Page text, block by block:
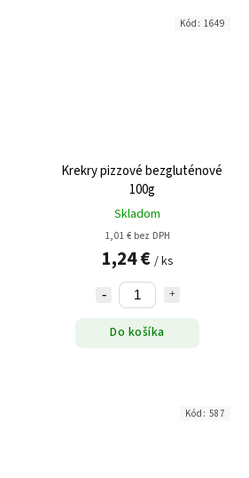
Krekry pizzové bezgluténové
100g
Skladom
1,01 € bez DPH
1,24 € / ks
Do košíka
Kód: 1649
Kód: 587